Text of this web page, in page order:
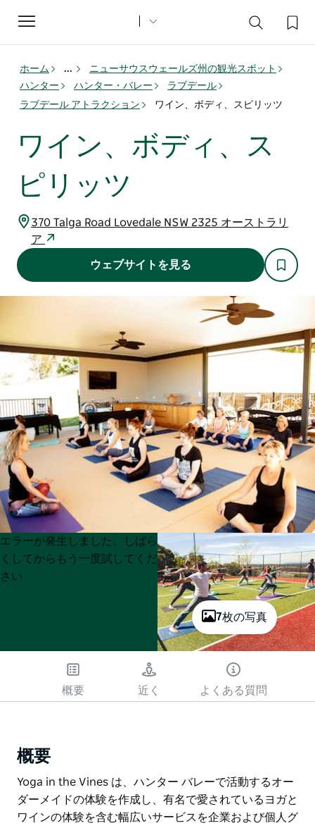
Toggle
navigation
ホーム ...
ニューサウスウェールズ州の観光スポット
ハンター
ハンター・バレー
ラブデール
ラブデール アトラクション
ワイン、ボディ、スピリッツ
ワイン、ボディ、ス
ピリッツ
370 Talga Road Lovedale NSW 2325 オーストラリ
ア
ウェブサイトを見る
7枚の写真
Product
List
Product
List
エラーが発生しました。しばら
くしてからもう一度試してくだ
さい
概要 近く よくある質問
概要
Yoga in the Vines は、ハンター バレーで活動するオー
ダーメイドの体験を作成し、有名で愛されているヨガと
ワインの体験を含む幅広いサービスを企業および個人グ